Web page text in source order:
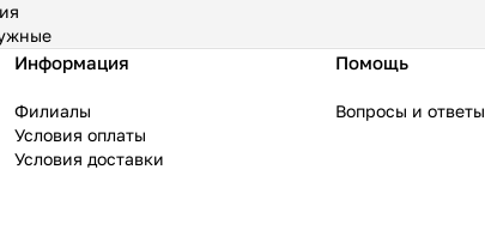
Информация
Филиалы
Условия оплаты
Условия доставки
Помощь
Вопросы и ответы